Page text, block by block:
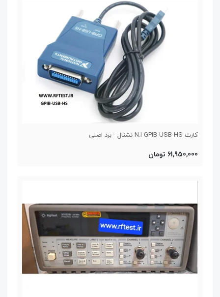
کارت N.I GPIB-USB-HS نشنال - برد اصلی
61,950,000 تومان